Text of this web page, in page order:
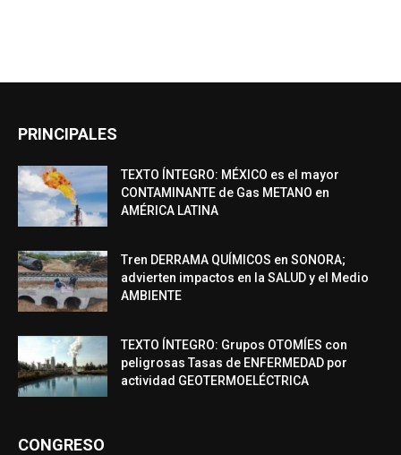
PRINCIPALES
TEXTO ÍNTEGRO: MÉXICO es el mayor
CONTAMINANTE de Gas METANO en
AMÉRICA LATINA
Tren DERRAMA QUÍMICOS en SONORA;
advierten impactos en la SALUD y el Medio
AMBIENTE
TEXTO ÍNTEGRO: Grupos OTOMÍES con
peligrosas Tasas de ENFERMEDAD por
actividad GEOTERMOELÉCTRICA
CONGRESO